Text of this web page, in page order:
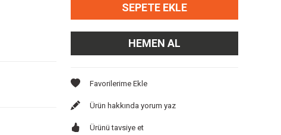
SEPETE EKLE
HEMEN AL
Ürün hakkında yorum yaz
Ürünü tavsiye et